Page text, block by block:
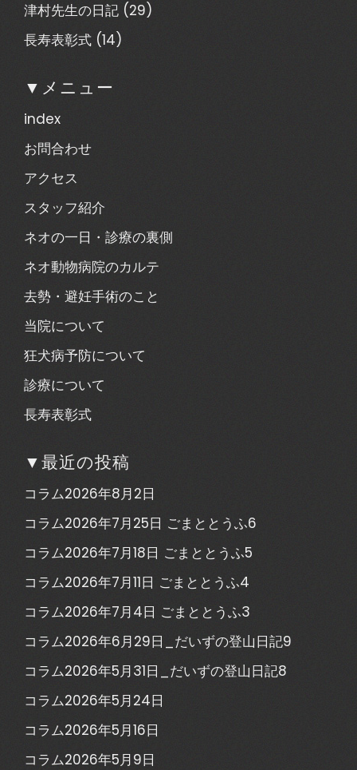
津村先生の日記 (29)
長寿表彰式 (14)
▼メニュー
index
お問合わせ
アクセス
スタッフ紹介
ネオの一日・診療の裏側
ネオ動物病院のカルテ
去勢・避妊手術のこと
当院について
狂犬病予防について
診療について
長寿表彰式
▼最近の投稿
コラム2026年8月2日
コラム2026年7月25日 ごまととうふ6
コラム2026年7月18日 ごまととうふ5
コラム2026年7月11日 ごまととうふ4
コラム2026年7月4日 ごまととうふ3
コラム2026年6月29日_だいずの登山日記9
コラム2026年5月31日_だいずの登山日記8
コラム2026年5月24日
コラム2026年5月16日
コラム2026年5月9日